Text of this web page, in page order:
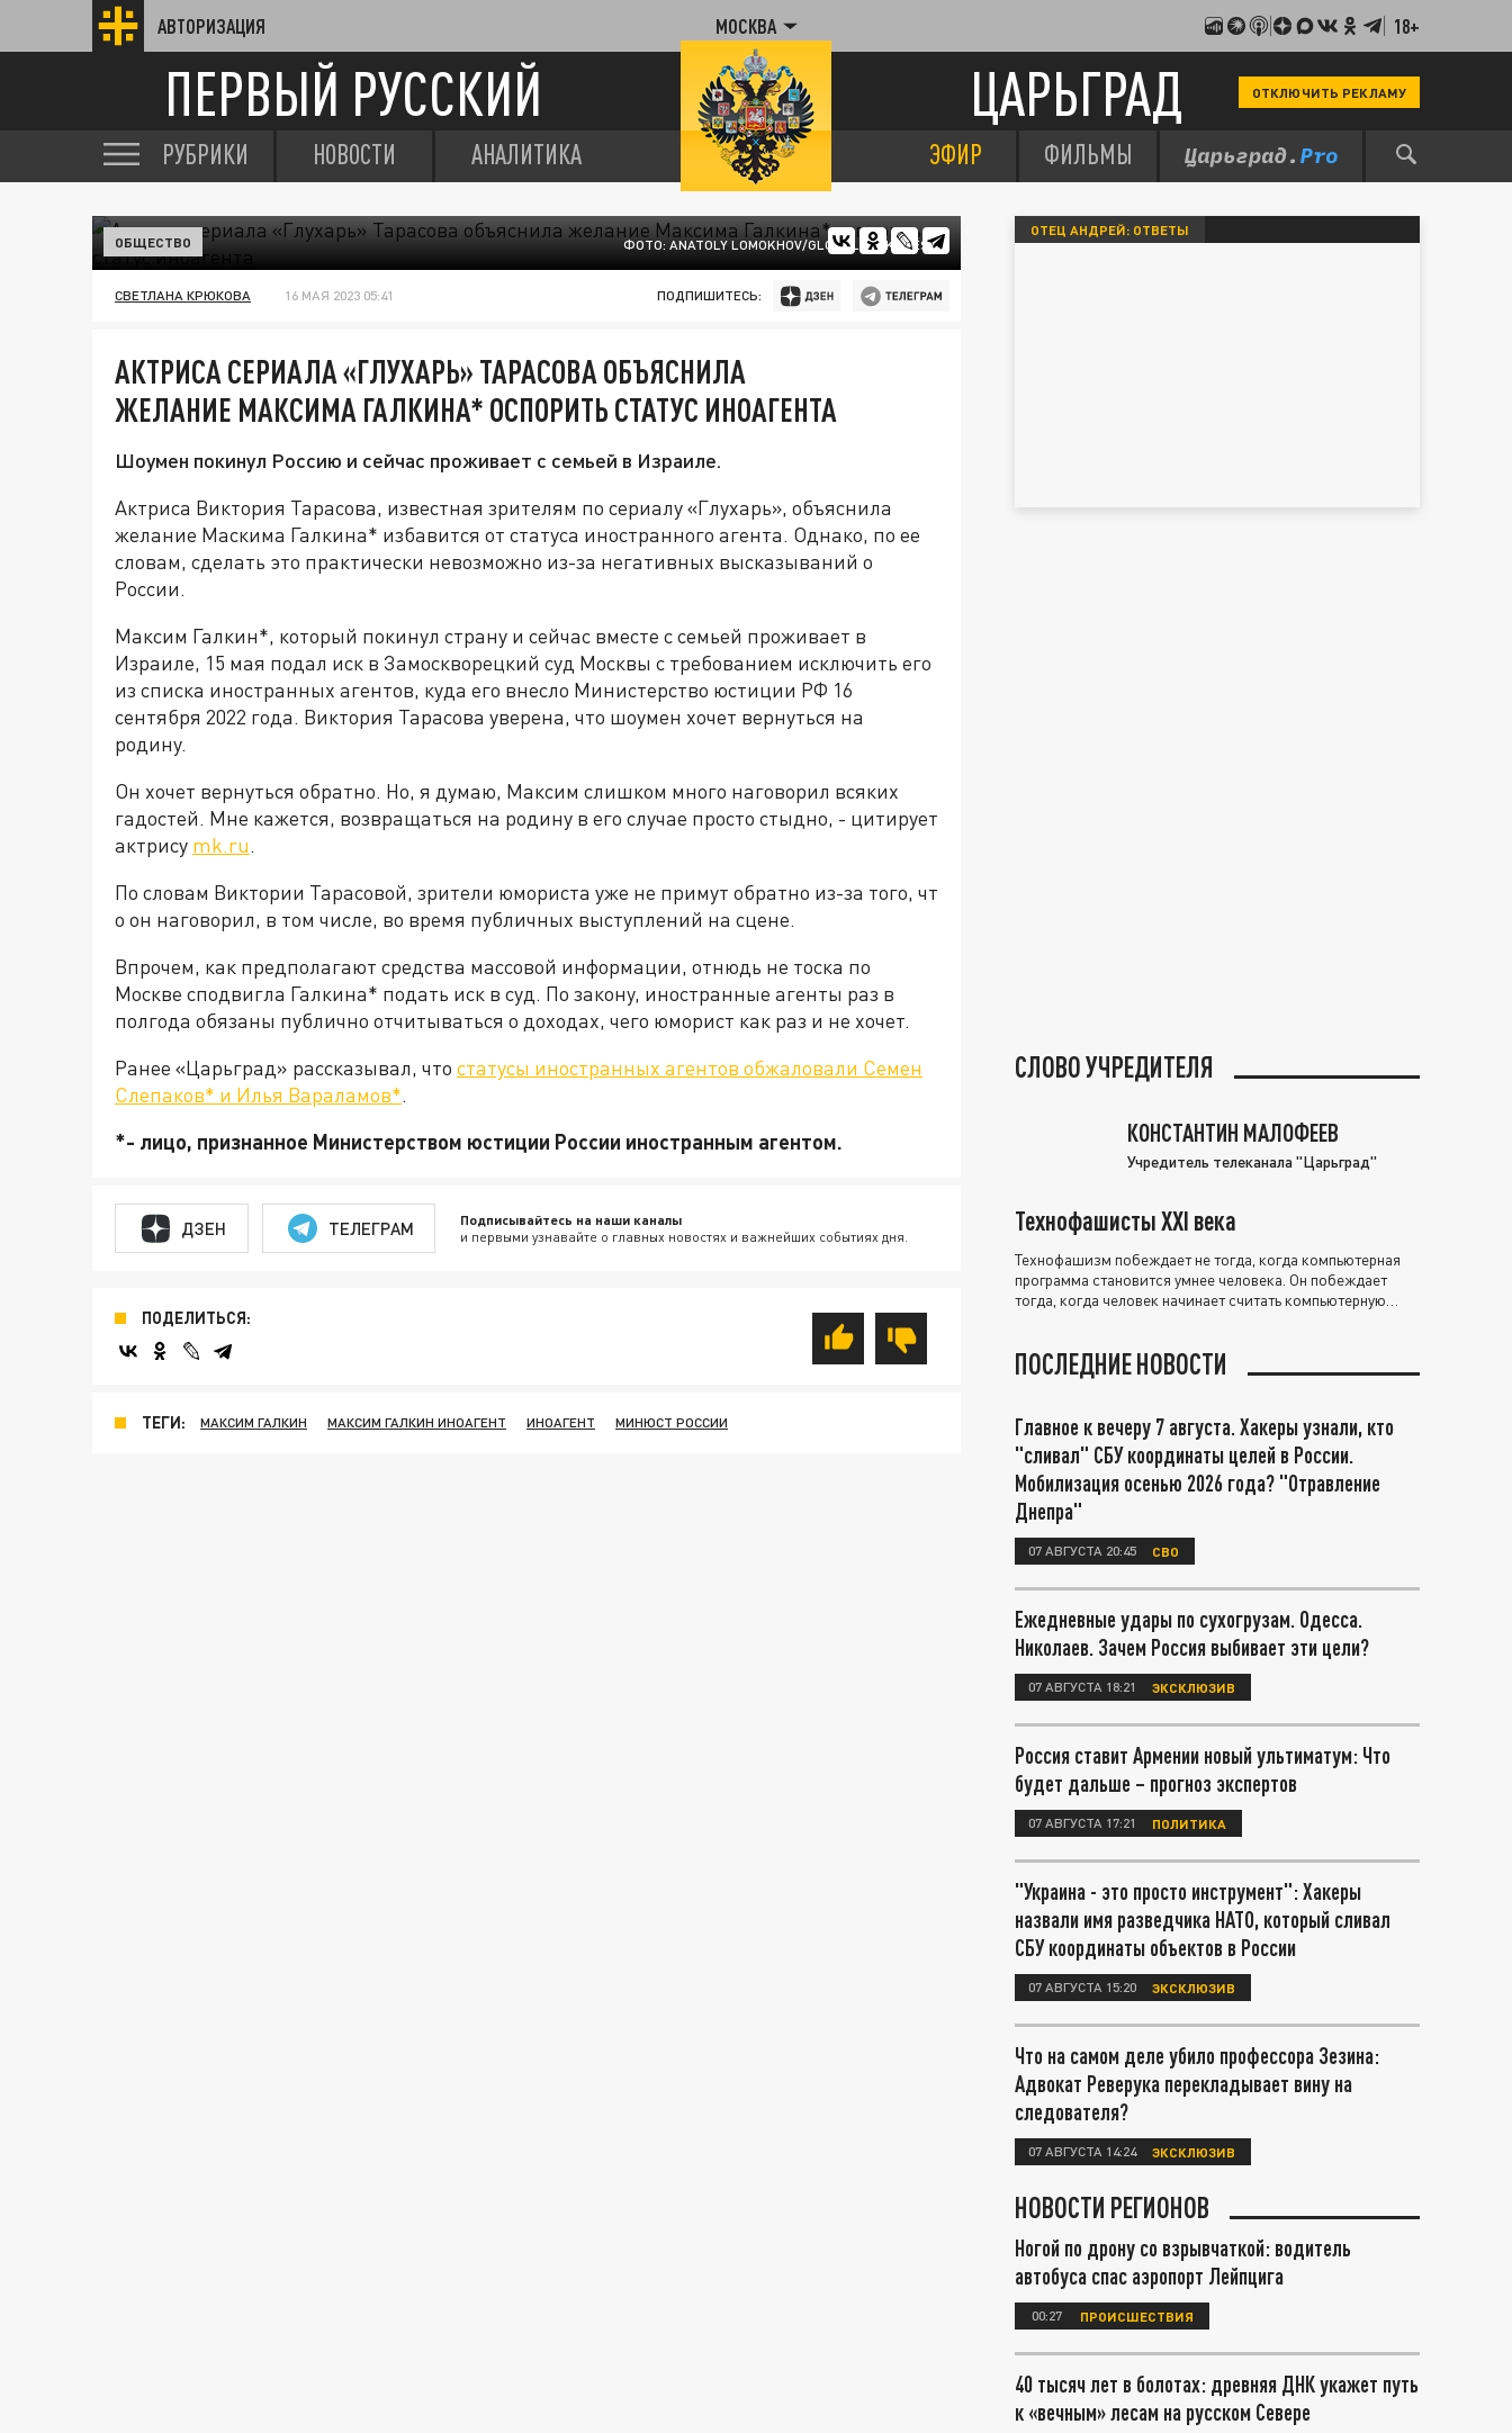
АВТОРИЗАЦИЯ МОСКВА 18+
ПЕРВЫЙ РУССКИЙ ЦАРЬГРАД ОТКЛЮЧИТЬ РЕКЛАМУ
РУБРИКИ НОВОСТИ АНАЛИТИКА ЭФИР ФИЛЬМЫ
ФОТО: ANATOLY LOMOKHOV/GLOBALLOOKPRESS
ОБЩЕСТВО
СВЕТЛАНА КРЮКОВА 16 МАЯ 2023 05:41 ПОДПИШИТЕСЬ:
АКТРИСА СЕРИАЛА «ГЛУХАРЬ» ТАРАСОВА ОБЪЯСНИЛА
ЖЕЛАНИЕ МАКСИМА ГАЛКИНА* ОСПОРИТЬ СТАТУС ИНОАГЕНТА
Шоумен покинул Россию и сейчас проживает с семьей в Израиле.
Актриса Виктория Тарасова, известная зрителям по сериалу «Глухарь», объяснила
желание Маскима Галкина* избавится от статуса иностранного агента. Однако, по ее
словам, сделать это практически невозможно из-за негативных высказываний о
России.
Максим Галкин*, который покинул страну и сейчас вместе с семьей проживает в
Израиле, 15 мая подал иск в Замоскворецкий суд Москвы с требованием исключить его
из списка иностранных агентов, куда его внесло Министерство юстиции РФ 16
сентября 2022 года. Виктория Тарасова уверена, что шоумен хочет вернуться на
родину.
Он хочет вернуться обратно. Но, я думаю, Максим слишком много наговорил всяких
гадостей. Мне кажется, возвращаться на родину в его случае просто стыдно, - цитирует
актрису mk.ru.
По словам Виктории Тарасовой, зрители юмориста уже не примут обратно из-за того, чт
о он наговорил, в том числе, во время публичных выступлений на сцене.
Впрочем, как предполагают средства массовой информации, отнюдь не тоска по
Москве сподвигла Галкина* подать иск в суд. По закону, иностранные агенты раз в
полгода обязаны публично отчитываться о доходах, чего юморист как раз и не хочет.
Ранее «Царьград» рассказывал, что статусы иностранных агентов обжаловали Семен
Слепаков* и Илья Вараламов*.
*- лицо, признанное Министерством юстиции России иностранным агентом.
ДЗЕН ТЕЛЕГРАМ Подписывайтесь на наши каналы
и первыми узнавайте о главных новостях и важнейших событиях дня.
ПОДЕЛИТЬСЯ:
ТЕГИ: МАКСИМ ГАЛКИН МАКСИМ ГАЛКИН ИНОАГЕНТ ИНОАГЕНТ МИНЮСТ РОССИИ
ОТЕЦ АНДРЕЙ: ОТВЕТЫ
СЛОВО УЧРЕДИТЕЛЯ
КОНСТАНТИН МАЛОФЕЕВ
Учредитель телеканала "Царьград"
Технофашисты XXI века
Технофашизм побеждает не тогда, когда компьютерная
программа становится умнее человека. Он побеждает
тогда, когда человек начинает считать компьютерную
ПОСЛЕДНИЕ НОВОСТИ
Главное к вечеру 7 августа. Хакеры узнали, кто
"сливал" СБУ координаты целей в России.
Мобилизация осенью 2026 года? "Отравление
Днепра"
07 АВГУСТА 20:45 СВО
Ежедневные удары по сухогрузам. Одесса.
Николаев. Зачем Россия выбивает эти цели?
07 АВГУСТА 18:21 ЭКСКЛЮЗИВ
Россия ставит Армении новый ультиматум: Что
будет дальше – прогноз экспертов
07 АВГУСТА 17:21 ПОЛИТИКА
"Украина - это просто инструмент": Хакеры
назвали имя разведчика НАТО, который сливал
СБУ координаты объектов в России
07 АВГУСТА 15:20 ЭКСКЛЮЗИВ
Что на самом деле убило профессора Зезина:
Адвокат Реверука перекладывает вину на
следователя?
07 АВГУСТА 14:24 ЭКСКЛЮЗИВ
НОВОСТИ РЕГИОНОВ
Ногой по дрону со взрывчаткой: водитель
автобуса спас аэропорт Лейпцига
00:27 ПРОИСШЕСТВИЯ
40 тысяч лет в болотах: древняя ДНК укажет путь
к «вечным» лесам на русском Севере